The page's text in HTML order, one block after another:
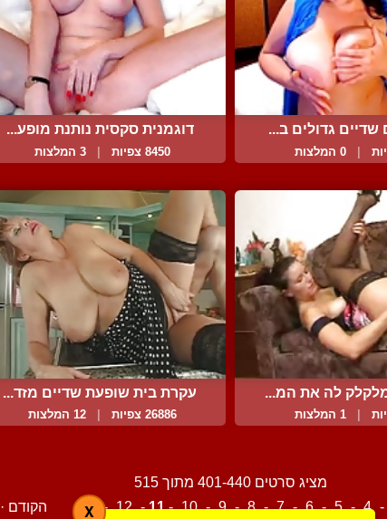
שדיים גדולים ב...
| 0 המלצות
דוגמנית סקסית נותנת מופע...
8450 צפיות | 3 המלצות
מלקלק לה את המ...
1 המלצות
עקרת בית שופעת שדיים מזד...
26886 צפיות 12 המלצות
מציג סרטים 401-440 מתוך 515
-
4
-
5
-
6
-
7
-
8
-
9
-
10
-
11
-
12
-
13 הקודם · X